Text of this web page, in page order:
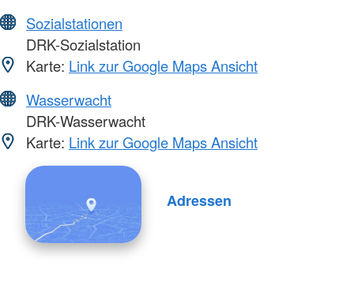
Sozialstationen
DRK-Sozialstation
Karte: Link zur Google Maps Ansicht
Wasserwacht
DRK-Wasserwacht
Karte: Link zur Google Maps Ansicht
Adressen